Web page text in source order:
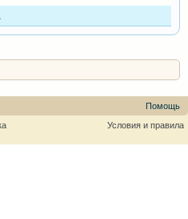
Помощь
Условия и правила